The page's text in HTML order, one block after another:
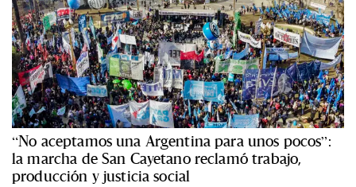
“No aceptamos una Argentina para unos pocos”:
la marcha de San Cayetano reclamó trabajo,
producción y justicia social